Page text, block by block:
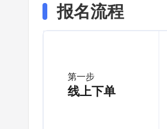
报名流程
第一步
线上下单